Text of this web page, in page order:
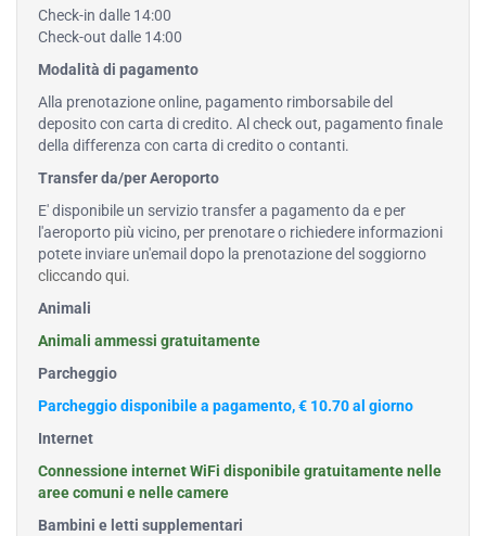
Check-in dalle 14:00
Check-out dalle 14:00
Modalità di pagamento
Alla prenotazione online, pagamento rimborsabile del
deposito con carta di credito. Al check out, pagamento finale
della differenza con carta di credito o contanti.
Transfer da/per Aeroporto
E' disponibile un servizio transfer a pagamento da e per
l'aeroporto più vicino, per prenotare o richiedere informazioni
potete inviare un'email dopo la prenotazione del soggiorno
cliccando qui.
Animali
Animali ammessi gratuitamente
Parcheggio
Parcheggio disponibile a pagamento, € 10.70 al giorno
Internet
Connessione internet WiFi disponibile gratuitamente nelle
aree comuni e nelle camere
Bambini e letti supplementari